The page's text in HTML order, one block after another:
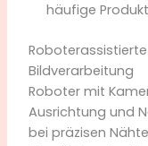
häufige
Bildverarbeitung
Roboter mit
Ausrichtung und
bei präzisen